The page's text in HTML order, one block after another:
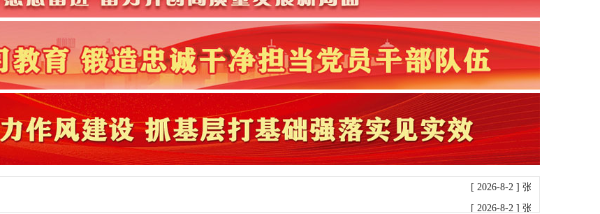
[ 2026-8-2 ] 张传军检查指导普
[ 2026-8-2 ] 张传军主持召开普